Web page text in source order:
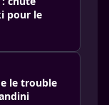
pour le
le trouble